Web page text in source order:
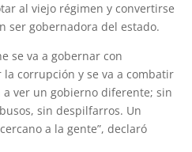
al viejo régimen y convertirse
ser gobernadora del estado.
se va a gobernar con
corrupción y se va a combatir
ver un gobierno diferente; sin
sin despilfarros. Un
a la gente”, declaró